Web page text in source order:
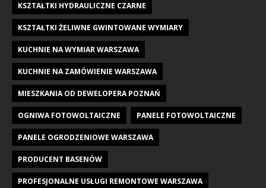
KSZTAŁTKI HYDRAULICZNE CZARNE
KSZTAŁTKI ŻELIWNE GWINTOWANE WYMIARY
KUCHNIE NA WYMIAR WARSZAWA
KUCHNIE NA ZAMÓWIENIE WARSZAWA
MIESZKANIA OD DEWELOPERA POZNAŃ
OGNIWA FOTOWOLTAICZNE PANELE FOTOWOLTAICZNE
PANELE OGRODZENIOWE WARSZAWA
PRODUCENT BASENÓW
PROFESJONALNE USŁUGI REMONTOWE WARSZAWA